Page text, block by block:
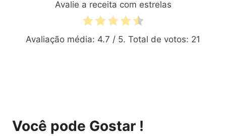
Avalie a receita com estrelas
Avaliação média: 4.7 / 5. Total de votos: 21
Você pode Gostar !